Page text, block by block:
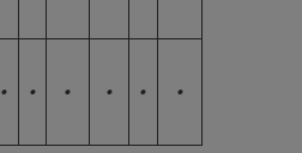
• • • • • •